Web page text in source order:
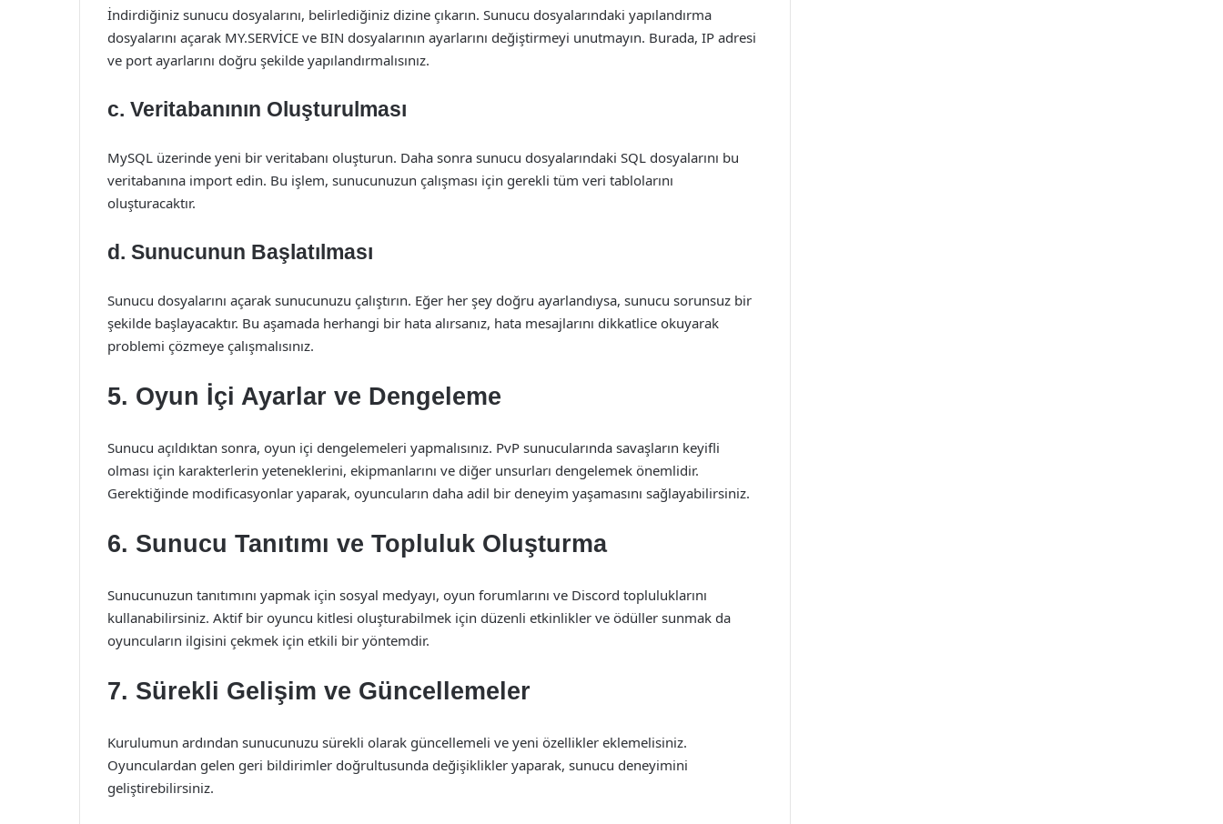
İndirdiğiniz sunucu dosyalarını, belirlediğiniz dizine çıkarın. Sunucu dosyalarındaki yapılandırma
dosyalarını açarak MY.SERVİCE ve BIN dosyalarının ayarlarını değiştirmeyi unutmayın. Burada, IP adresi
ve port ayarlarını doğru şekilde yapılandırmalısınız.
c. Veritabanının Oluşturulması
MySQL üzerinde yeni bir veritabanı oluşturun. Daha sonra sunucu dosyalarındaki SQL dosyalarını bu
veritabanına import edin. Bu işlem, sunucunuzun çalışması için gerekli tüm veri tablolarını
oluşturacaktır.
d. Sunucunun Başlatılması
Sunucu dosyalarını açarak sunucunuzu çalıştırın. Eğer her şey doğru ayarlandıysa, sunucu sorunsuz bir
şekilde başlayacaktır. Bu aşamada herhangi bir hata alırsanız, hata mesajlarını dikkatlice okuyarak
problemi çözmeye çalışmalısınız.
5. Oyun İçi Ayarlar ve Dengeleme
Sunucu açıldıktan sonra, oyun içi dengelemeleri yapmalısınız. PvP sunucularında savaşların keyifli
olması için karakterlerin yeteneklerini, ekipmanlarını ve diğer unsurları dengelemek önemlidir.
Gerektiğinde modificasyonlar yaparak, oyuncuların daha adil bir deneyim yaşamasını sağlayabilirsiniz.
6. Sunucu Tanıtımı ve Topluluk Oluşturma
Sunucunuzun tanıtımını yapmak için sosyal medyayı, oyun forumlarını ve Discord topluluklarını
kullanabilirsiniz. Aktif bir oyuncu kitlesi oluşturabilmek için düzenli etkinlikler ve ödüller sunmak da
oyuncuların ilgisini çekmek için etkili bir yöntemdir.
7. Sürekli Gelişim ve Güncellemeler
Kurulumun ardından sunucunuzu sürekli olarak güncellemeli ve yeni özellikler eklemelisiniz.
Oyunculardan gelen geri bildirimler doğrultusunda değişiklikler yaparak, sunucu deneyimini
geliştirebilirsiniz.